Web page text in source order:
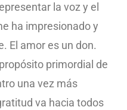
la voz y el
ha impresionado y
El amor es un don.
primordial de
una vez más
va hacia todos